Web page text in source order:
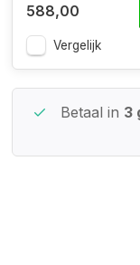
588,00
Vergelijk
Betaal in 3